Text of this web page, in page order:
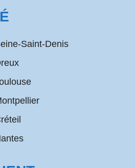
Saint-Denis